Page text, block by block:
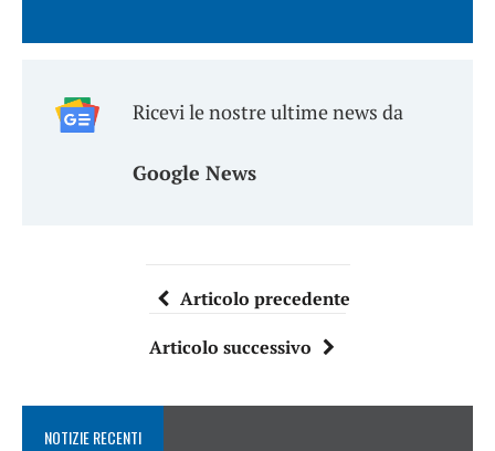
Ricevi le nostre ultime news da
Google News
Articolo precedente
Articolo successivo
NOTIZIE RECENTI